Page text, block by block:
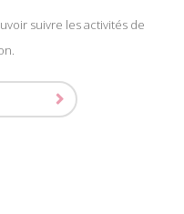
suivre les activités de